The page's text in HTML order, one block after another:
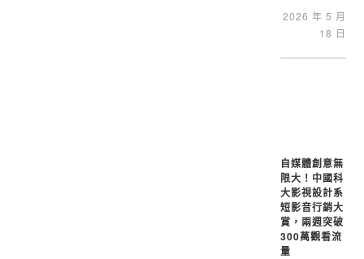
2026 年 5 月
18 日
自媒體創意無
限大！中國科
大影視設計系
短影音行銷大
賞，兩週突破
300萬觀看流
量